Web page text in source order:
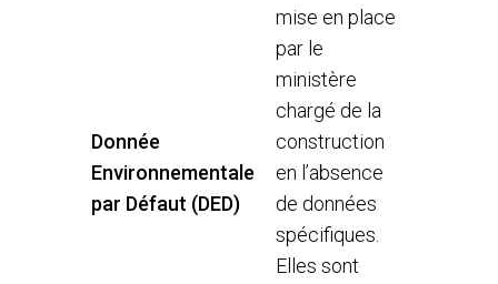
Donnée
Environnementale
par Défaut (DED)
mise en place
par le
ministère
chargé de la
construction
en l’absence
de données
spécifiques.
Elles sont